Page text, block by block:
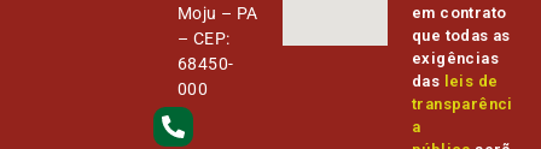
Moju – PA
– CEP:
68450-
000
em contrato
que todas as
exigências
das leis de
transparênci
a